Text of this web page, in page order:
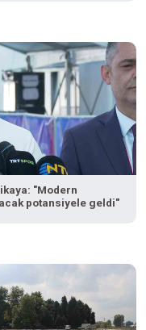
"Modern
potansiyele geldi"